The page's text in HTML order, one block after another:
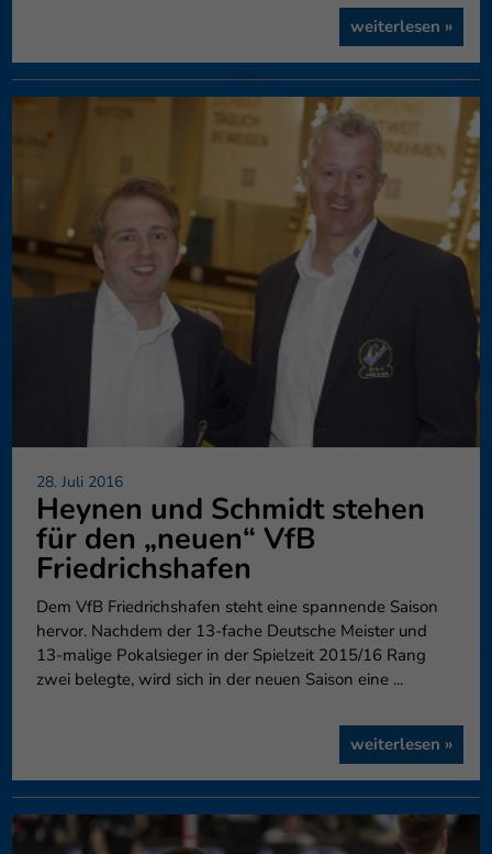
weiterlesen »
28. Juli 2016
Heynen und Schmidt stehen
für den „neuen“ VfB
Friedrichshafen
Dem VfB Friedrichshafen steht eine spannende Saison
hervor. Nachdem der 13-fache Deutsche Meister und
13-malige Pokalsieger in der Spielzeit 2015/16 Rang
zwei belegte, wird sich in der neuen Saison eine ...
weiterlesen »
Essenzielle Cookies ermöglichen grundlegende Funktionen und sind für die
Funktion der Website erforderlich.
Cookie-Informationen anzeigen
Inhalte von Videoplattformen und Social-Media-Plattformen werden
blockiert. Wenn Cookies von externen Medien akzeptiert werden, bedarf der
diese Inhalte keiner manuellen Einwilligung mehr.
Cookie-Informationen anzeigen